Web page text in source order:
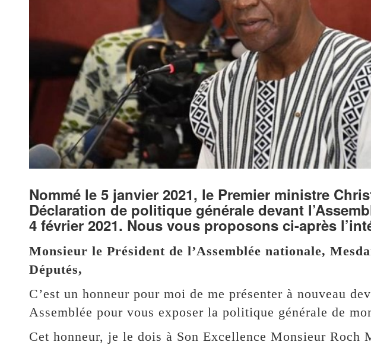
Nommé le 5 janvier 2021, le Premier ministre
Déclaration de politique générale devant
4 février 2021. Nous vous proposons ci-après
Monsieur le Président de l’Assemblée nationale,
Députés,
C’est un honneur pour moi de me présenter à nouveau
Assemblée pour vous exposer la politique générale de
Cet honneur, je le dois à Son Excellence Monsieur Roch